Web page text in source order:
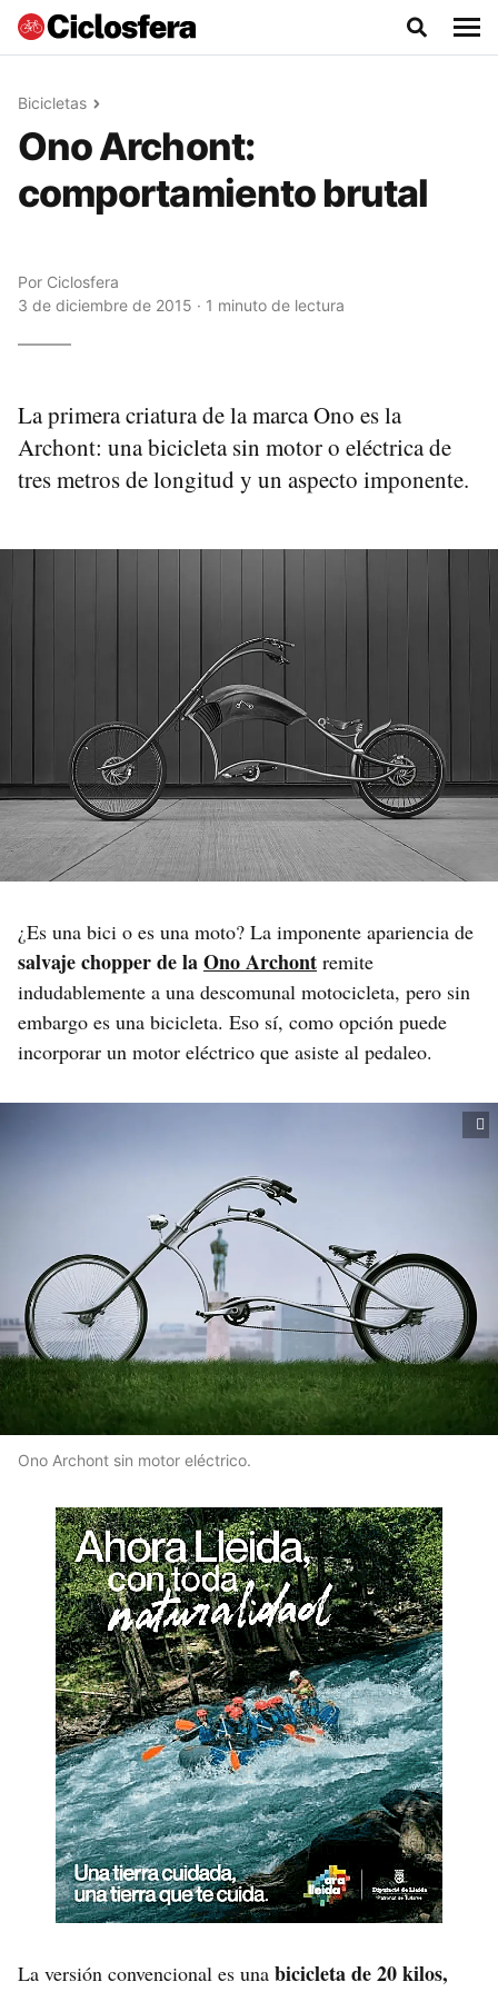
Bicicletas
Ono Archont:
comportamiento brutal
Por Ciclosfera
3 de diciembre de 2015 · 1 minuto de lectura
La primera criatura de la marca Ono es la
Archont: una bicicleta sin motor o eléctrica de
tres metros de longitud y un aspecto imponente.
¿Es una bici o es una moto? La imponente apariencia de
salvaje chopper de laOno Archont remite
indudablemente a una descomunal motocicleta, pero sin
embargo es una bicicleta. Eso sí, como opción puede
incorporar un motor eléctrico que asiste al pedaleo.
Ono Archont sin motor eléctrico.
La versión convencional es una bicicleta de 20 kilos,